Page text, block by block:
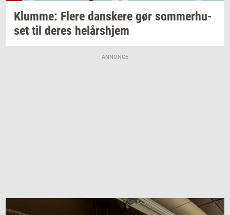
Klum­me: Flere dan­ske­re gør som­mer­hu­
set til deres helårs­hjem
ANNONCE